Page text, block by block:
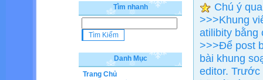
Chú ý
>>>Khung
atilibity bằng
>>>Để post
bài khung
editor. Trước
Tìm nhanh
Danh Mục
Trang Chủ